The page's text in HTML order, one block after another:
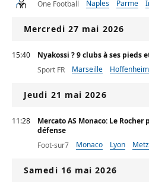
One Football Naples Parme
Mercredi 27 mai 2026
15:40
Nyakossi ? 9 clubs à ses pieds
Sport FR
Marseille Hoffenheim
Jeudi 21 mai 2026
11:28
Mercato AS Monaco: Le
défense
Foot-sur7
Monaco Lyon Metz
Samedi 16 mai 2026